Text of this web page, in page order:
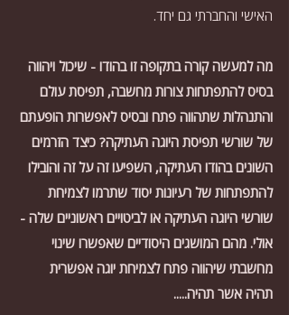
האישי והחברתי גם יחד.
מה למעשה קורה בתקופה זו בהודו - שיכול ויהווה
בסיס להתפתחות צורות מחשבה, תפיסת עולם
והתנהלות שתהווה פתח ובסיס לאפשרות הופעתם
של שורשי תפיסת היוגה העתיקה? כיצד הזרמים
השונים בהודו העתיקה, השפיעו זה על זה והובילו
להתפתחות של רעיונות יסוד שתרמו לצמיחת
שורשי היוגה העתיקה או לביטויים ראשוניים שלה -
אולי. מהם המושגים היסודיים שאפשרו שינוי
מחשבתי שיהווה פתח לצמיחת יוגה אפשרית
תהיה אשר תהיה.....